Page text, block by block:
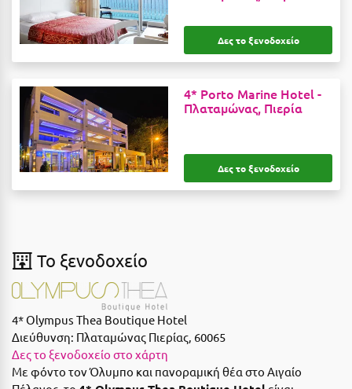
Η
Ηράκλειο
Θ
Ι
Ιεράπετρα
Ιθάκη
Ικαρία
Ίος
Δες το ξενοδοχείο
4* Porto Marine Hotel -
Πλαταμώνας, Πιερία
Δες το ξενοδοχείο
To ξενοδοχείο
4* Olympus Thea Boutique Hotel
Διεύθυνση: Πλαταμώνας Πιερίας, 60065
Δες το ξενοδοχείο στο χάρτη
Με φόντο τον Όλυμπο και πανοραμική θέα στο Αιγαίο